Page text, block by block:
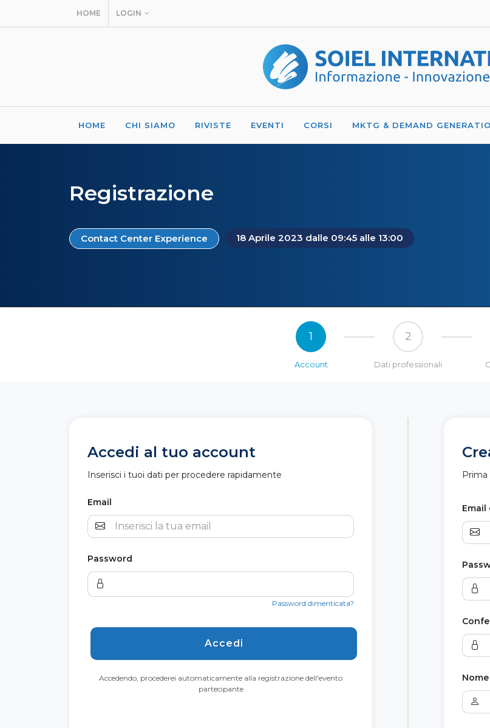
HOME LOGIN
HOME CHI SIAMO RIVISTE EVENTI CORSI MKTG & DEMAND
Registrazione
Contact Center Experience 18 Aprile 2023 dalle 09:45 alle 13:00
1
Account
2
Dati professionali
Accedi al tuo account
Inserisci i tuoi dati per procedere rapidamente
Email
Password
Password dimenticata?
Accedi
Accedendo, procederei automaticamente alla registrazione dell'evento
partecipante
Email
Nome